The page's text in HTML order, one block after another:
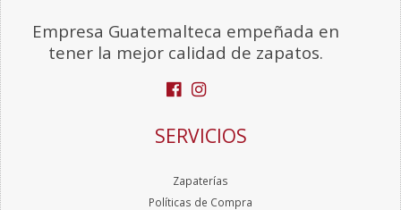
Empresa Guatemalteca empeñada en
tener la mejor calidad de zapatos.
SERVICIOS
Zapaterías
Políticas de Compra